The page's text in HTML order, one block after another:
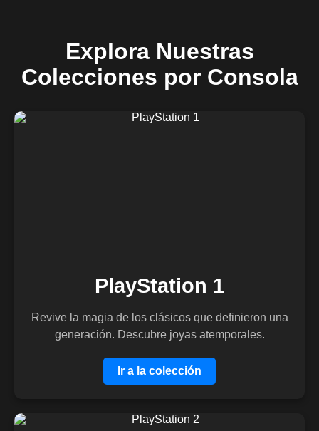
Explora Nuestras
Colecciones por Consola
PlayStation 1
Revive la magia de los clásicos que definieron una
generación. Descubre joyas atemporales.
Ir a la colección